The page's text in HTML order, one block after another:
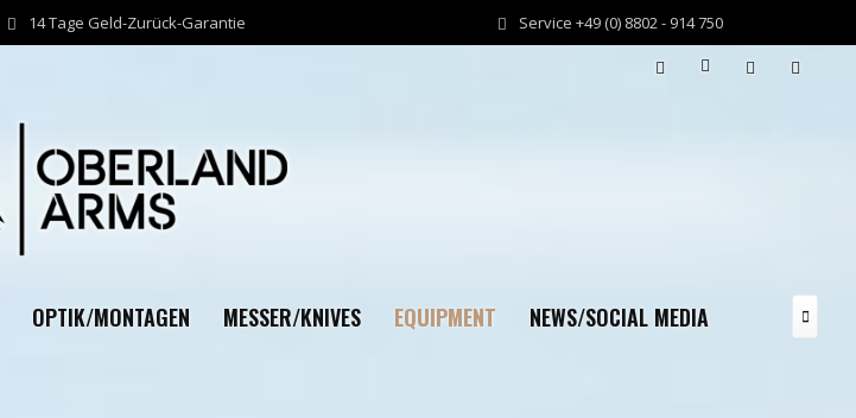
14 Tage Geld-Zurück-Garantie Service +49 (0) 8802 - 914 750
OPTIK/MONTAGEN MESSER/KNIVES EQUIPMENT NEWS/SOCIAL MEDIA 